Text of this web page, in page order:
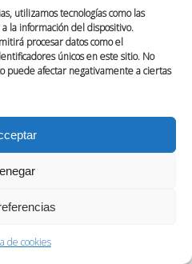
utilizamos tecnologías como las
la información del dispositivo.
procesar datos como el
únicos en este sitio. No
puede afectar negativamente a ciertas
de cookies
CONTACTO
COOKIES (UE)